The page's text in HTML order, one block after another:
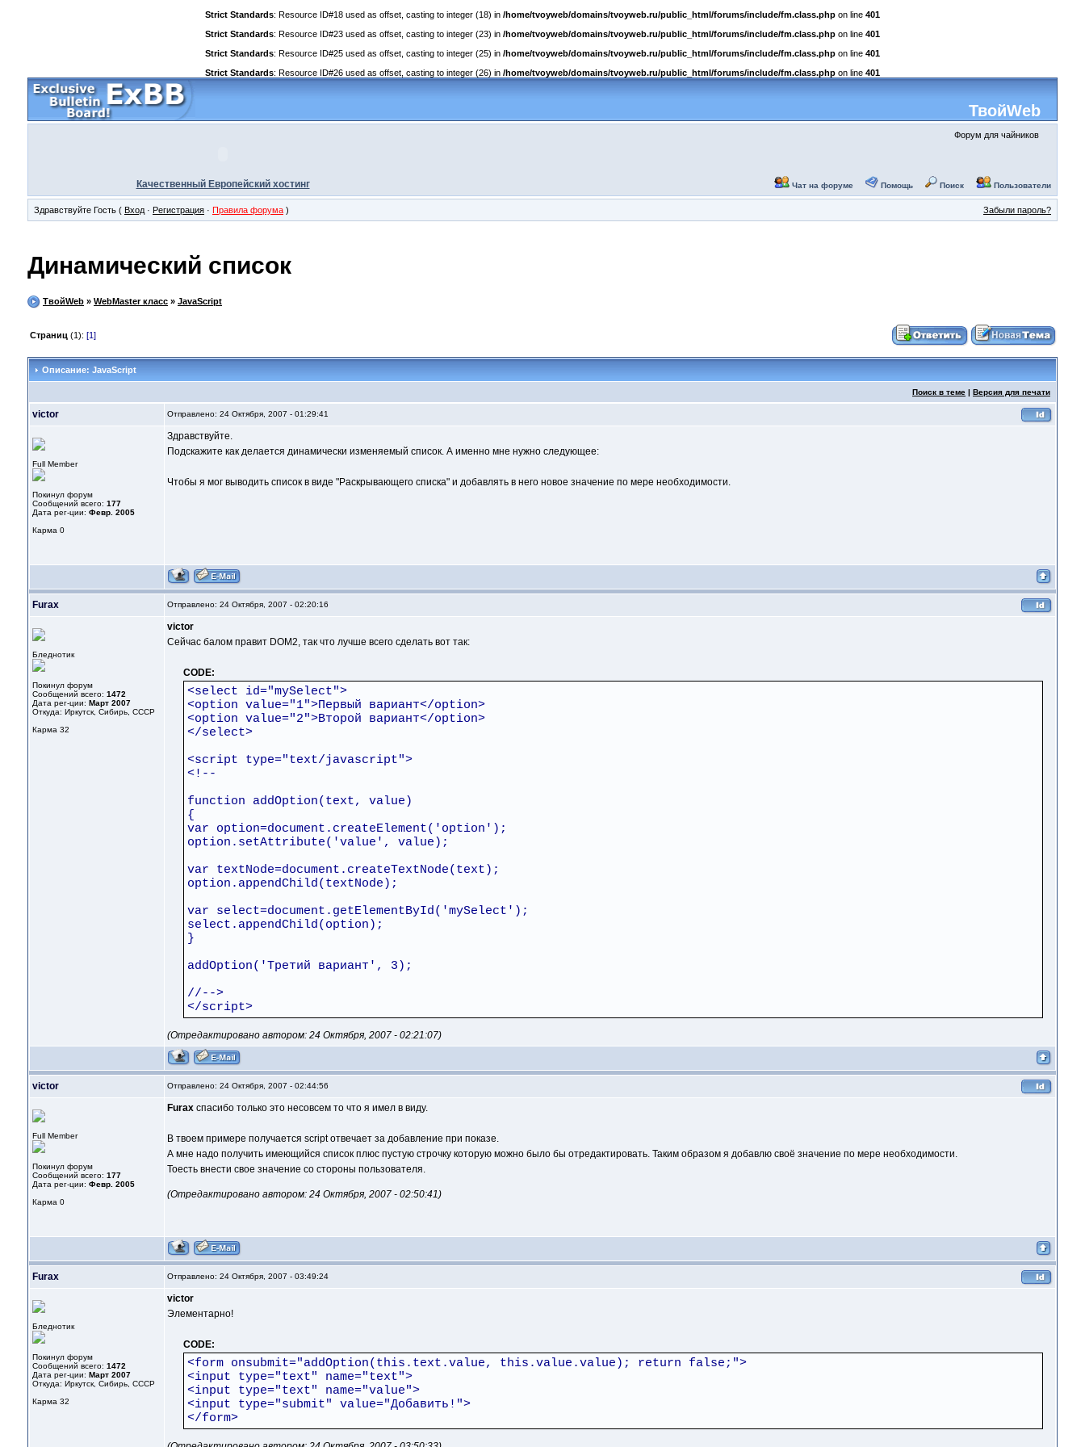
Strict Standards: Resource ID#18 used as offset, casting to integer (18) in /home/tvoyweb/domains/tvoyweb.ru/public_html/forums/include/fm.class.php on line 401
Strict Standards: Resource ID#23 used as offset, casting to integer (23) in /home/tvoyweb/domains/tvoyweb.ru/public_html/forums/include/fm.class.php on line 401
Strict Standards: Resource ID#25 used as offset, casting to integer (25) in /home/tvoyweb/domains/tvoyweb.ru/public_html/forums/include/fm.class.php on line 401
Strict Standards: Resource ID#26 used as offset, casting to integer (26) in /home/tvoyweb/domains/tvoyweb.ru/public_html/forums/include/fm.class.php on line 401
ТвойWeb
Качественный Европейский хостинг
Форум для чайников
Чат на форуме Помощь Поиск Пользователи
Здравствуйте Гость ( Вход · Регистрация · Правила форума ) Забыли пароль?
Динамический список
ТвойWeb » WebMaster класс » JavaScript
Страниц (1): [1]
Описание: JavaScript
Поиск в теме | Версия для печати
victor Отправлено: 24 Октября, 2007 - 01:29:41
Full Member
Покинул форум
Сообщений всего: 177
Дата рег-ции: Февр. 2005
Карма 0
Здравствуйте.
Подскажите как делается динамически изменяемый список. А именно мне нужно следующее:
Чтобы я мог выводить список в виде "Раскрывающего списка" и добавлять в него новое значение по мере необходимости.
Furax Отправлено: 24 Октября, 2007 - 02:20:16
Бледнотик
Покинул форум
Сообщений всего: 1472
Дата рег-ции: Март 2007
Откуда: Иркутск, Сибирь, СССР
Карма 32
victor
Сейчас балом правит DOM2, так что лучше всего сделать вот так:
CODE:
<select id="mySelect">
<option value="1">Первый вариант</option>
<option value="2">Второй вариант</option>
</select>
<script type="text/javascript">
<!--
function addOption(text, value)
{
var option=document.createElement('option');
option.setAttribute('value', value);
var textNode=document.createTextNode(text);
option.appendChild(textNode);
var select=document.getElementById('mySelect');
select.appendChild(option);
}
addOption('Третий вариант', 3);
//-->
</script>
(Отредактировано автором: 24 Октября, 2007 - 02:21:07)
victor Отправлено: 24 Октября, 2007 - 02:44:56
Full Member
Покинул форум
Сообщений всего: 177
Дата рег-ции: Февр. 2005
Карма 0
Furax спасибо только это несовсем то что я имел в виду.
В твоем примере получается script отвечает за добавление при показе.
А мне надо получить имеющийся список плюс пустую строчку которую можно было бы отредактировать. Таким образом я добавлю своё значение по мере необходимости.
Тоесть внести свое значение со стороны пользователя.
(Отредактировано автором: 24 Октября, 2007 - 02:50:41)
Furax Отправлено: 24 Октября, 2007 - 03:49:24
Бледнотик
Покинул форум
Сообщений всего: 1472
Дата рег-ции: Март 2007
Откуда: Иркутск, Сибирь, СССР
Карма 32
victor
Элементарно!
CODE:
<form onsubmit="addOption(this.text.value, this.value.value); return false;">
<input type="text" name="text">
<input type="text" name="value">
<input type="submit" value="Добавить!">
</form>